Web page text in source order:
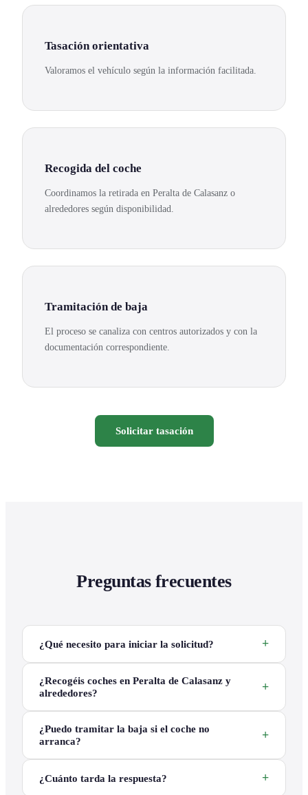
Tasación orientativa
Valoramos el vehículo según la información facilitada.
Recogida del coche
Coordinamos la retirada en Peralta de Calasanz o
alrededores según disponibilidad.
Tramitación de baja
El proceso se canaliza con centros autorizados y con la
documentación correspondiente.
Solicitar tasación
Preguntas frecuentes
¿Qué necesito para iniciar la solicitud?
¿Recogéis coches en Peralta de Calasanz y
alrededores?
¿Puedo tramitar la baja si el coche no
arranca?
¿Cuánto tarda la respuesta?